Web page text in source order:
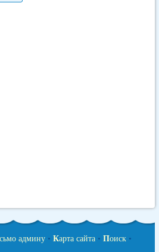
админу • Карта сайта • Поиск •